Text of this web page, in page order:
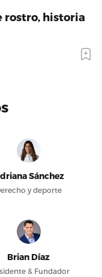
rostro, historia
Sánchez
y deporte
Brian Díaz
& Fundador